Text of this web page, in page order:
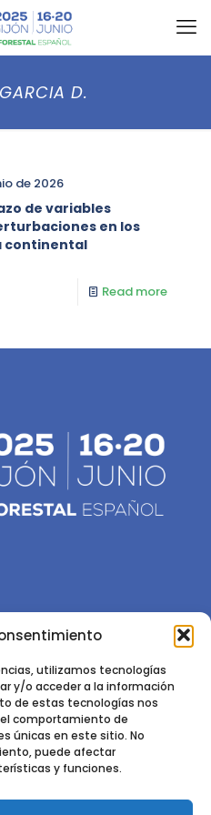
utilizamos tecnologías
y/o acceder a la información
de estas tecnologías nos
comportamiento de
únicas en este sitio. No
puede afectar
y funciones.
D.
de 2026
de variables
en los
continental
Read more
promovida por laSociedad
INIA-CSIC
7,5 - 28040 Madrid